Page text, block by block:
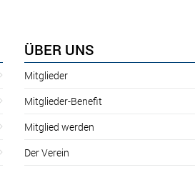
ÜBER UNS
Mitglieder
Mitglieder-Benefit
Mitglied werden
Der Verein